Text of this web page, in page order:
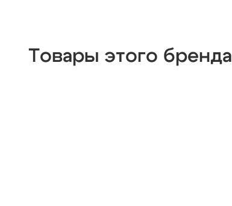
Товары этого бренда